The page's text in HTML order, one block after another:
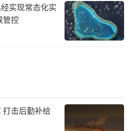
，已联系了特朗普的发言
关禁令置评。（责任编辑：许
实现常态化实
管控
击后勤补给